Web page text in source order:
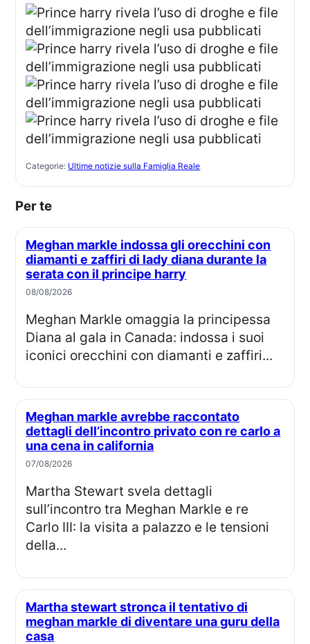
Categorie: Ultime notizie sulla Famiglia Reale
Per te
Meghan markle indossa gli orecchini con
diamanti e zaffiri di lady diana durante la
serata con il principe harry
08/08/2026
Meghan Markle omaggia la principessa
Diana al gala in Canada: indossa i suoi
iconici orecchini con diamanti e zaffiri...
Meghan markle avrebbe raccontato
dettagli dell’incontro privato con re carlo a
una cena in california
07/08/2026
Martha Stewart svela dettagli
sull’incontro tra Meghan Markle e re
Carlo III: la visita a palazzo e le tensioni
della...
Martha stewart stronca il tentativo di
meghan markle di diventare una guru della
casa